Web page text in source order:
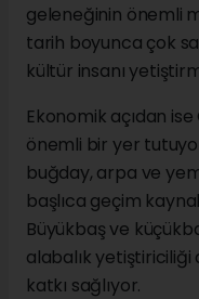
geleneğinin önemli
tarih boyunca çok
kültür insanı
Ekonomik açıdan
önemli bir yer
buğday, arpa ve
başlıca geçim
Büyükbaş ve
alabalık
katkı sağlıyor.